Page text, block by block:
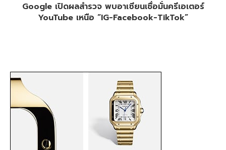
Google เปิดผลสำรวจ พบอาเซียนเชื่อมั่นครีเอเตอร์
YouTube เหนือ “IG-Facebook-TikTok”